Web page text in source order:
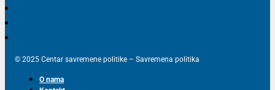
© 2025 Centar savremene politike – Savremena politika
O nama